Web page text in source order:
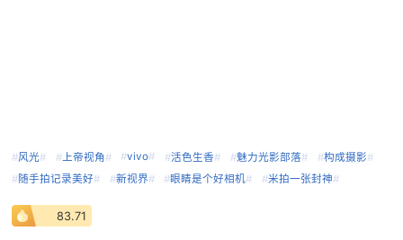
#风光# #上帝视角# #vivo# #活色生香# #魅力光影部落# #构成摄影#
#随手拍记录美好# #新视界# #眼睛是个好相机# #米拍一张封神#
83.71